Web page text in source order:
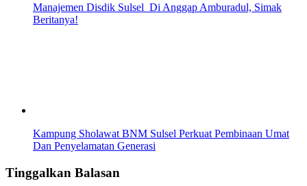
Manajemen Disdik Sulsel Di Anggap Amburadul, Simak
Beritanya!
Kampung Sholawat BNM Sulsel Perkuat Pembinaan Umat
Dan Penyelamatan Generasi
Tinggalkan Balasan